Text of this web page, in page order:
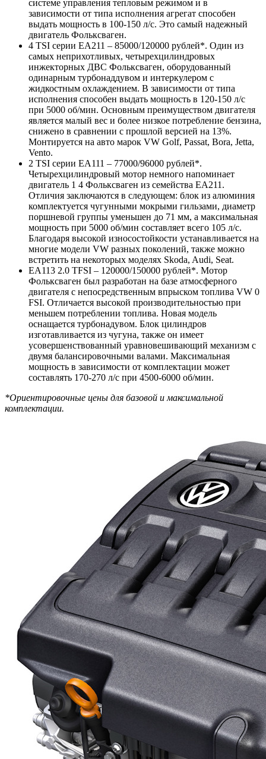
системе управления тепловым режимом и в
зависимости от типа исполнения агрегат способен
выдать мощность в 100-150 л/с. Это самый надежный
двигатель Фольксваген.
4 TSI серии ЕА211 – 85000/120000 рублей*. Один из
самых неприхотливых, четырехцилиндровых
инжекторных ДВС Фольксваген, оборудованный
одинарным турбонаддувом и интеркулером с
жидкостным охлаждением. В зависимости от типа
исполнения способен выдать мощность в 120-150 л/с
при 5000 об/мин. Основным преимуществом двигателя
является малый вес и более низкое потребление бензина,
снижено в сравнении с прошлой версией на 13%.
Монтируется на авто марок VW Golf, Passat, Bora, Jetta,
Vento.
2 TSI серии ЕА111 – 77000/96000 рублей*.
Четырехцилиндровый мотор немного напоминает
двигатель 1 4 Фольксваген из семейства EA211.
Отличия заключаются в следующем: блок из алюминия
комплектуется чугунными мокрыми гильзами, диаметр
поршневой группы уменьшен до 71 мм, а максимальная
мощность при 5000 об/мин составляет всего 105 л/с.
Благодаря высокой износостойкости устанавливается на
многие модели VW разных поколений, также можно
встретить на некоторых моделях Skoda, Audi, Seat.
EA113 2.0 TFSI – 120000/150000 рублей*. Мотор
Фольксваген был разработан на базе атмосферного
двигателя с непосредственным впрыском топлива VW 0
FSI. Отличается высокой производительностью при
меньшем потреблении топлива. Новая модель
оснащается турбонадувом. Блок цилиндров
изготавливается из чугуна, также он имеет
усовершенствованный уравновешивающий механизм с
двумя балансировочными валами. Максимальная
мощность в зависимости от комплектации может
составлять 170-270 л/с при 4500-6000 об/мин.
*Ориентировочные цены для базовой и максимальной
комплектации.